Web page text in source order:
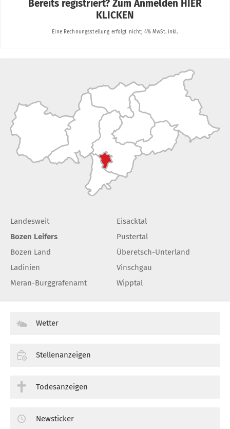
Landesweit
Bozen Leifers
Bozen Land
Ladinien
Meran-Burggrafenamt
Eisacktal
Pustertal
Überetsch-Unterland
Vinschgau
Wipptal
Wetter
Stellenanzeigen
Todesanzeigen
Newsticker